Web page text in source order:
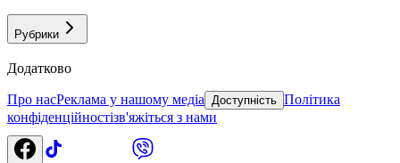
Рубрики
Додатково
Про насРеклама у нашому медіа Доступність Політика
конфіденційностізв'яжіться з нами